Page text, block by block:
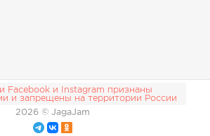
Facebook и Instagram признаны
и запрещены на территории России
2026 © JagaJam